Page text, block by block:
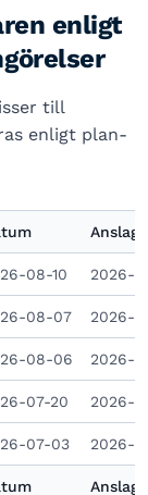
enligt
till
enligt plan-
08-10 2026-
08-07 2026-
08-06 2026-
07-20 2026-
07-03 2026-